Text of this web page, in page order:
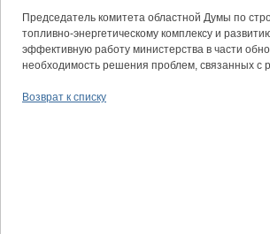
Председатель комитета областной Думы по
топливно-энергетическому комплексу и
эффективную работу министерства в части
необходимость решения проблем, связанных с
Возврат к списку